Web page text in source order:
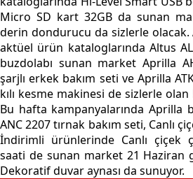
Micro SD kart 32GB da sunan
derin dondurucu da sizlerle olacak.
aktüel ürün kataloglarında Altus
buzdolabı sunan market Aprilla
şarjlı erkek bakım seti ve Aprilla
kılı kesme makinesi de sizlerle
Bu hafta kampanyalarında Aprilla
ANC 2207 tırnak bakım seti, Canlı
İndirimli ürünlerinde Canlı çiçek
saati de sunan market 21 Haziran
Dekoratif duvar aynası da sunuyor.